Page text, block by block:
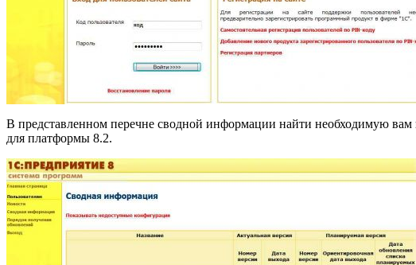
В представленном перечне сводной информации найти необходимую
для платформы 8.2.